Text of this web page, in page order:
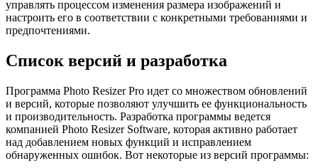
управлять процессом изменения размера изображений и
настроить его в соответствии с конкретными требованиями и
предпочтениями.
Список версий и разработка
Программа Photo Resizer Pro идет со множеством обновлений
и версий, которые позволяют улучшить ее функциональность
и производительность. Разработка программы ведется
компанией Photo Resizer Software, которая активно работает
над добавлением новых функций и исправлением
обнаруженных ошибок. Вот некоторые из версий программы: